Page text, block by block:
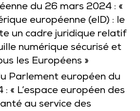
du 26 mars 2024 : «
européenne (eID) : le
un cadre juridique relatif
numérique sécurisé et
les Européens »
Parlement européen du
« L’espace européen des
au service des